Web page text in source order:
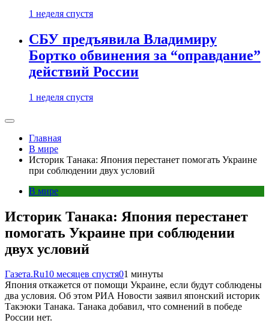
1 неделя спустя
СБУ предъявила Владимиру
Бортко обвинения за “оправдание”
действий России
1 неделя спустя
Главная
В мире
Историк Танака: Япония перестанет помогать Украине
при соблюдении двух условий
В мире
Историк Танака: Япония перестанет
помогать Украине при соблюдении
двух условий
Газета.Ru10 месяцев спустя01 минуты
Япония откажется от помощи Украине, если будут соблюдены
два условия. Об этом РИА Новости заявил японский историк
Такэюки Танака. Танака добавил, что сомнений в победе
России нет.